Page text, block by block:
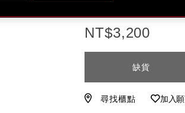
NT$3,200
購
物
車
操
作
缺貨
尋找櫃點 加入